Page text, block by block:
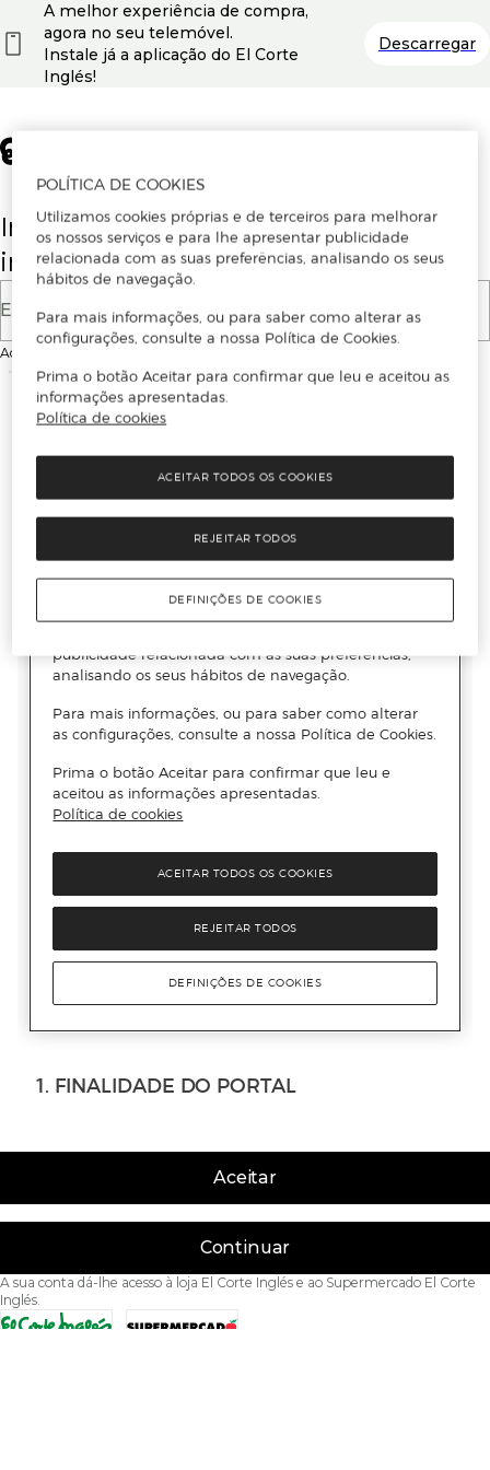
Insira o seu email para se registar ou
iniciar sessão.
E-mail
Ao continuar, aceitas as
Aceitar
Continuar
A sua conta dá-lhe acesso à loja El Corte Inglés e ao Supermercado El Corte
Inglés.
A melhor experiência de compra,
agora no seu telemóvel.
Instale já a aplicação do El Corte
Inglés!
Descarregar
POLÍTICA DE COOKIES
Utilizamos cookies próprias e de terceiros para melhorar
os nossos serviços e para lhe apresentar publicidade
relacionada com as suas preferências, analisando os seus
hábitos de navegação.
Para mais informações, ou para saber como alterar as
configurações, consulte a nossa Política de Cookies.
Prima o botão Aceitar para confirmar que leu e aceitou as
informações apresentadas.
Política de cookies
REJEITAR TODOS
ACEITAR TODOS OS COOKIES
DEFINIÇÕES DE COOKIES